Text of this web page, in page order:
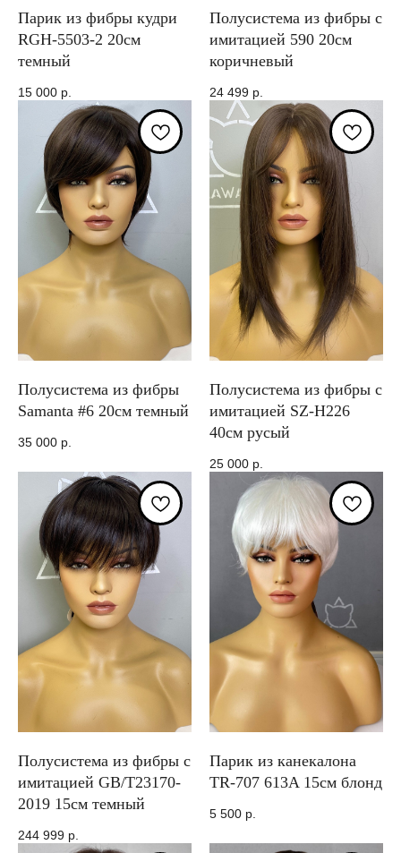
Парик из фибры кудри
RGH-5503-2 20см
темный
15 000 р.
Полусистема из фибры с
имитацией 590 20см
коричневый
24 499 р.
Полусистема из фибры
Samanta #6 20см темный
35 000 р.
Полусистема из фибры с
имитацией SZ-H226
40см русый
25 000 р.
Полусистема из фибры с
имитацией GB/T23170-
2019 15см темный
244 999 р.
Парик из канекалона
TR-707 613A 15см блонд
5 500 р.